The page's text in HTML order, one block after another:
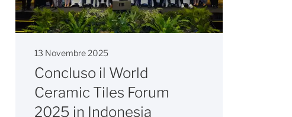
13 Novembre 2025
Concluso il World
Ceramic Tiles Forum
2025 in Indonesia